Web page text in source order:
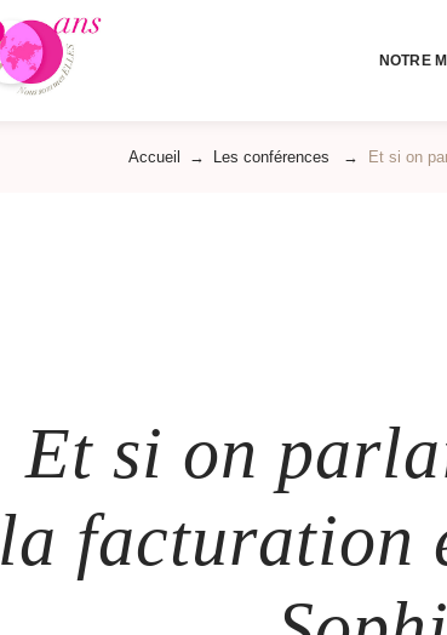
NOTRE
Accueil → Les conférences → Et si on
Et si on
la facturation